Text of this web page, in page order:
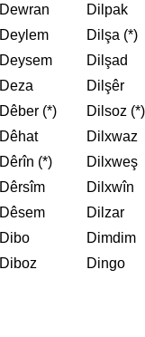
Dewran Dilpak
Deylem Dilşa (*)
Deysem Dilşad
Deza Dilşêr
Dêber (*) Dilsoz (*)
Dêhat Dilxwaz
Dêrîn (*) Dilxweş
Dêrsîm Dilxwîn
Dêsem Dilzar
Dibo Dimdim
Diboz Dingo